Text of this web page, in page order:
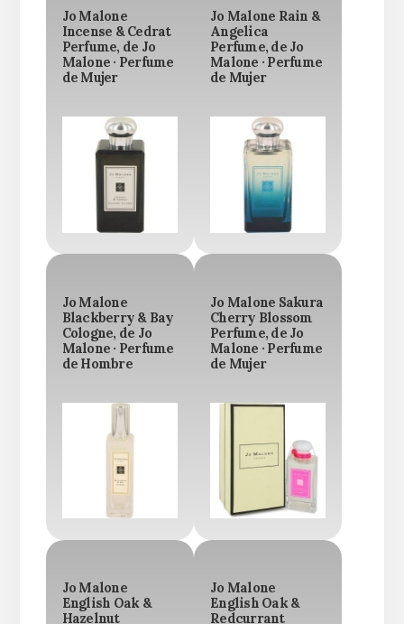
Jo Malone
Incense & Cedrat
Perfume, de Jo
Malone · Perfume
de Mujer
Jo Malone Rain &
Angelica
Perfume, de Jo
Malone · Perfume
de Mujer
Jo Malone
Blackberry & Bay
Cologne, de Jo
Malone · Perfume
de Hombre
Jo Malone Sakura
Cherry Blossom
Perfume, de Jo
Malone · Perfume
de Mujer
Jo Malone
English Oak &
Hazelnut
Jo Malone
English Oak &
Redcurrant